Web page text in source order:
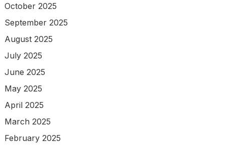
October 2025
September 2025
August 2025
July 2025
June 2025
May 2025
April 2025
March 2025
February 2025